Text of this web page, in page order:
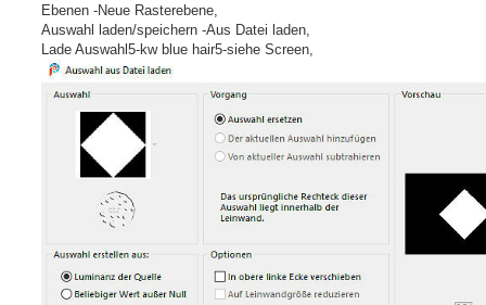
Ebenen -Neue Rasterebene,
Auswahl laden/speichern -Aus Datei laden,
Lade Auswahl5-kw blue hair5-siehe Screen,